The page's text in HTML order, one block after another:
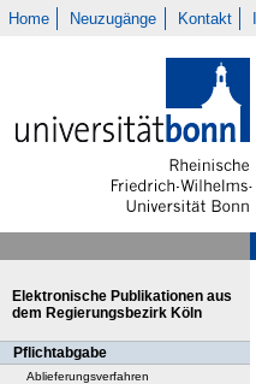
Home Neuzugänge Kontakt
Elektronische Publikationen aus
dem Regierungsbezirk Köln
Pflichtabgabe
Ablieferungsverfahren